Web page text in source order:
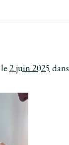
le 2 juin 2025 dans